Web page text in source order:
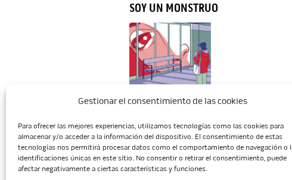
Gestionar el consentimiento de las cookies
Para ofrecer las mejores experiencias, utilizamos tecnologías como las cookies para
almacenar y/o acceder a la información del dispositivo. El consentimiento de estas
tecnologías nos permitirá procesar datos como el comportamiento de navegación o
identificaciones únicas en este sitio. No consentir o retirar el consentimiento, puede
afectar negativamente a ciertas características y funciones.
SOY UN MONSTRUO
Inicio Escuela Administración